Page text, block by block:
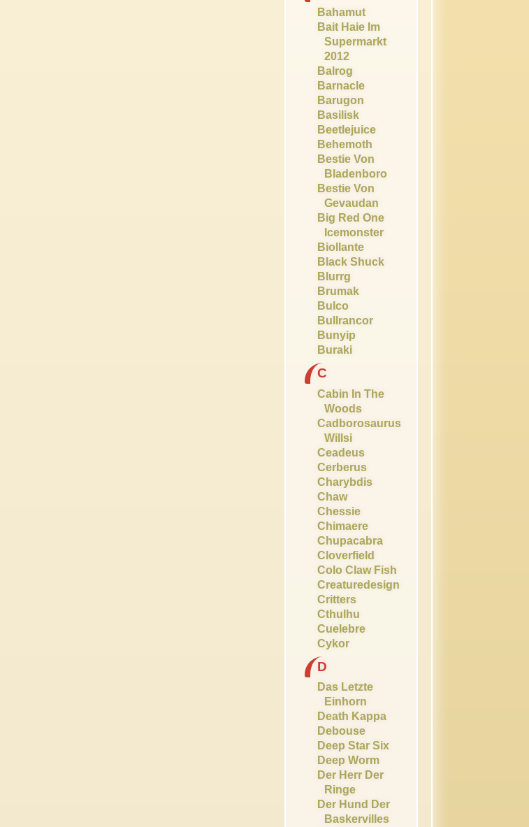
Bahamut
Bait Haie Im
Supermarkt
2012
Balrog
Barnacle
Barugon
Basilisk
Beetlejuice
Behemoth
Bestie Von
Bladenboro
Bestie Von
Gevaudan
Big Red One
Icemonster
Biollante
Black Shuck
Blurrg
Brumak
Bulco
Bullrancor
Bunyip
Buraki
C
Cabin In The
Woods
Cadborosaurus
Willsi
Ceadeus
Cerberus
Charybdis
Chaw
Chessie
Chimaere
Chupacabra
Cloverfield
Colo Claw Fish
Creaturedesign
Critters
Cthulhu
Cuelebre
Cykor
D
Das Letzte
Einhorn
Death Kappa
Debouse
Deep Star Six
Deep Worm
Der Herr Der
Ringe
Der Hund Der
Baskervilles